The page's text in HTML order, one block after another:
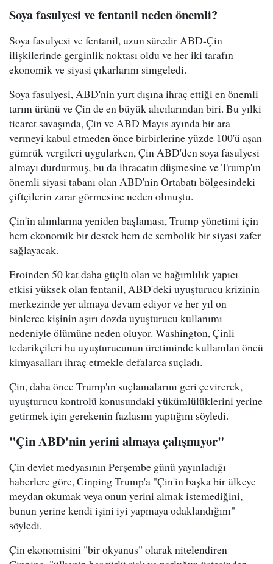
Soya fasulyesi ve fentanil neden önemli?
Soya fasulyesi ve fentanil, uzun süredir ABD-Çin
ilişkilerinde gerginlik noktası oldu ve her iki tarafın
ekonomik ve siyasi çıkarlarını simgeledi.
Soya fasulyesi, ABD'nin yurt dışına ihraç ettiği en önemli
tarım ürünü ve Çin de en büyük alıcılarından biri. Bu yılki
ticaret savaşında, Çin ve ABD Mayıs ayında bir ara
vermeyi kabul etmeden önce birbirlerine yüzde 100'ü aşan
gümrük vergileri uygularken, Çin ABD'den soya fasulyesi
almayı durdurmuş, bu da ihracatın düşmesine ve Trump'ın
önemli siyasi tabanı olan ABD'nin Ortabatı bölgesindeki
çiftçilerin zarar görmesine neden olmuştu.
Çin'in alımlarına yeniden başlaması, Trump yönetimi için
hem ekonomik bir destek hem de sembolik bir siyasi zafer
sağlayacak.
Eroinden 50 kat daha güçlü olan ve bağımlılık yapıcı
etkisi yüksek olan fentanil, ABD'deki uyuşturucu krizinin
merkezinde yer almaya devam ediyor ve her yıl on
binlerce kişinin aşırı dozda uyuşturucu kullanımı
nedeniyle ölümüne neden oluyor. Washington, Çinli
tedarikçileri bu uyuşturucunun üretiminde kullanılan öncü
kimyasalları ihraç etmekle defalarca suçladı.
Çin, daha önce Trump'ın suçlamalarını geri çevirerek,
uyuşturucu kontrolü konusundaki yükümlülüklerini yerine
getirmek için gerekenin fazlasını yaptığını söyledi.
"Çin ABD'nin yerini almaya çalışmıyor"
Çin devlet medyasının Perşembe günü yayınladığı
haberlere göre, Cinping Trump'a "Çin'in başka bir ülkeye
meydan okumak veya onun yerini almak istemediğini,
bunun yerine kendi işini iyi yapmaya odaklandığını"
söyledi.
Çin ekonomisini "bir okyanus" olarak nitelendiren